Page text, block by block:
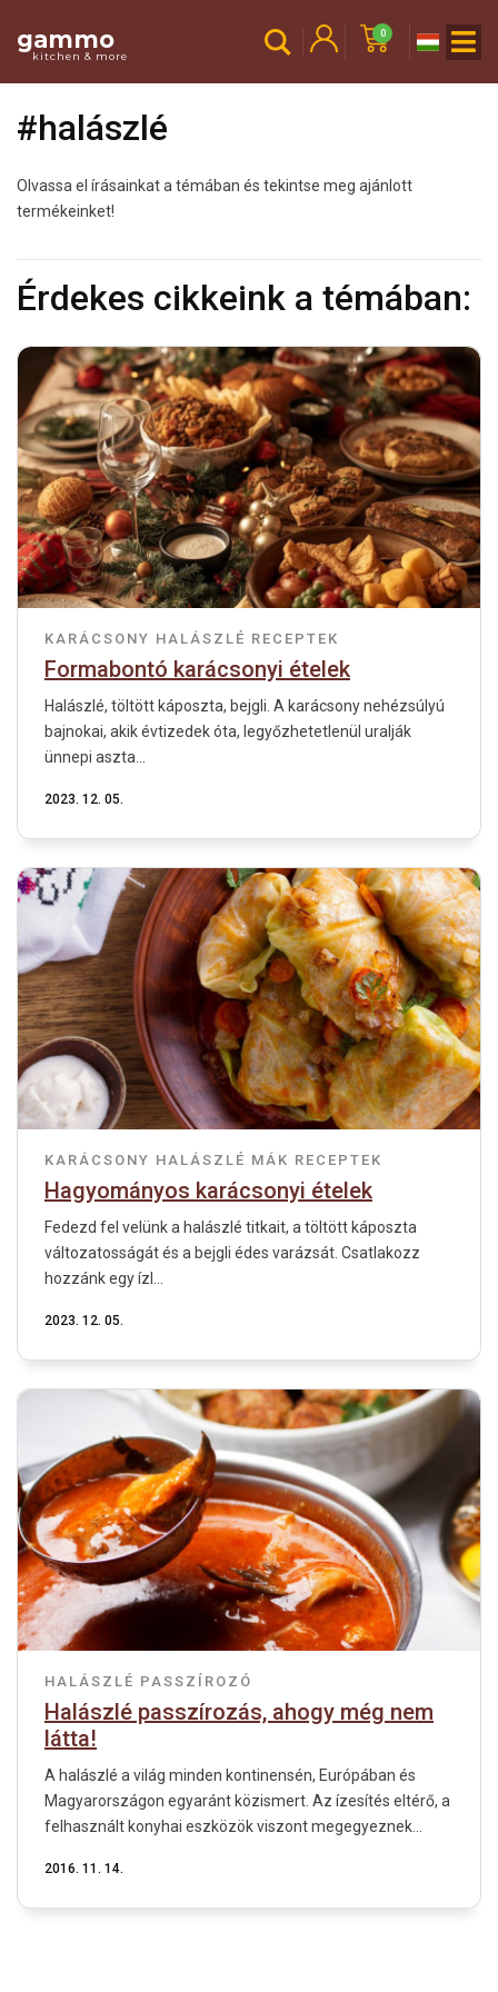
gammo
kitchen & more
0
#halászlé
Olvassa el írásainkat a témában és tekintse meg ajánlott
termékeinket!
Érdekes cikkeink a témában:
KARÁCSONY HALÁSZLÉ RECEPTEK
Formabontó karácsonyi ételek
Halászlé, töltött káposzta, bejgli. A karácsony nehézsúlyú
bajnokai, akik évtizedek óta, legyőzhetetlenül uralják
ünnepi aszta...
2023. 12. 05.
KARÁCSONY HALÁSZLÉ MÁK RECEPTEK
Hagyományos karácsonyi ételek
Fedezd fel velünk a halászlé titkait, a töltött káposzta
változatosságát és a bejgli édes varázsát. Csatlakozz
hozzánk egy ízl...
2023. 12. 05.
HALÁSZLÉ PASSZÍROZÓ
Halászlé passzírozás, ahogy még nem
látta!
A halászlé a világ minden kontinensén, Európában és
Magyarországon egyaránt közismert. Az ízesítés eltérő, a
felhasznált konyhai eszközök viszont megegyeznek...
2016. 11. 14.